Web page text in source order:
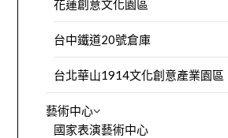
花蓮創意文化園區
台中鐵道20號倉庫
台北華山1914文化創意產業園區
藝術中心
國家表演藝術中心